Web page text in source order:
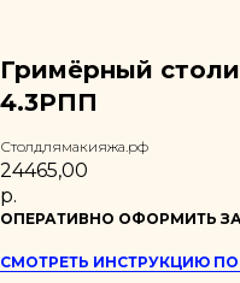
Гримёрный
4.3РПП
Столдлямакияжа.рф
24465,00
р.
ОПЕРАТИВНО ОФОРМИТЬ
СМОТРЕТЬ ИНСТРУКЦИЮ